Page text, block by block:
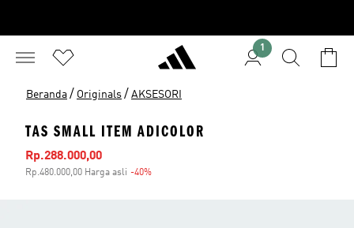
1
Beranda / Originals / AKSESORI
TAS SMALL ITEM ADICOLOR
Harga penjualan
Rp.288.000,00
Rp.480.000,00 Harga asli -40%